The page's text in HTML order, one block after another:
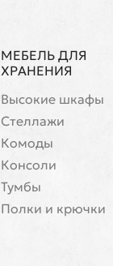
МЕБЕЛЬ ДЛЯ
ХРАНЕНИЯ
Высокие шкафы
Стеллажи
Комоды
Консоли
Тумбы
Полки и крючки